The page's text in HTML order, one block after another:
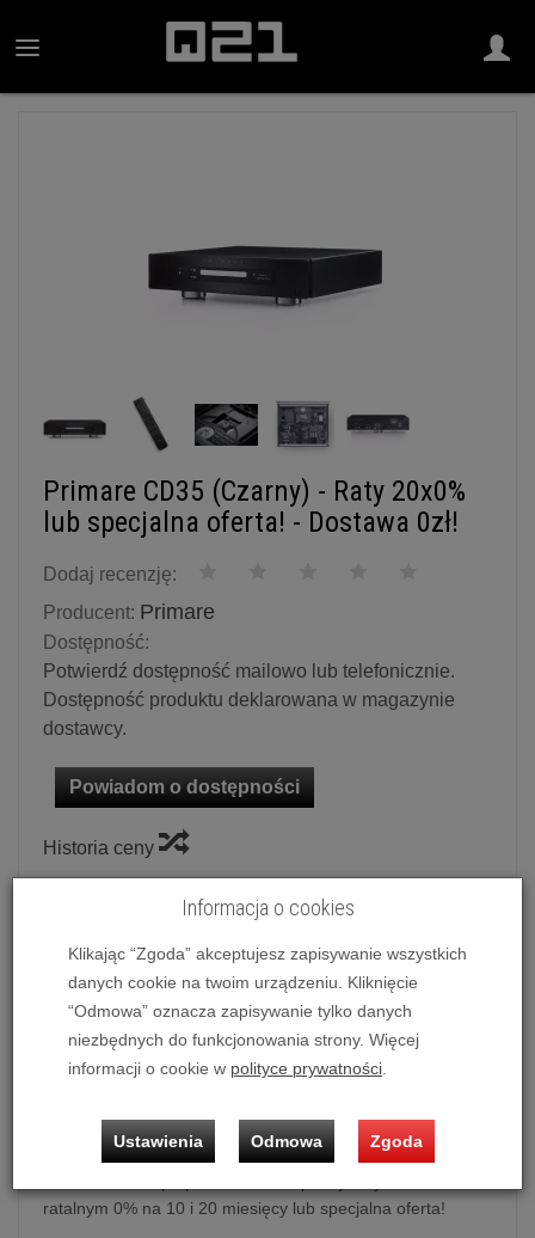
Primare CD35 (Czarny) - Raty 20x0%
lub specjalna oferta! - Dostawa 0zł!
Dodaj recenzję:
Producent: Primare
Dostępność:
Potwierdź dostępność mailowo lub telefonicznie.
Dostępność produktu deklarowana w magazynie
dostawcy.
Powiadom o dostępności
Historia ceny
Ilość:
14 090,00 zł/ szt.
dodaj do koszyka
Odtwarzacz CD Primare CD35 (Czarny)
ratalnym 0% na 10 i 20 miesięcy lub specjalna oferta!
Informacja o cookies
Klikając “Zgoda” akceptujesz zapisywanie wszystkich
danych cookie na twoim urządzeniu. Kliknięcie
“Odmowa” oznacza zapisywanie tylko danych
niezbędnych do funkcjonowania strony. Więcej
informacji o cookie w polityce prywatności.
Ustawienia Odmowa Zgoda